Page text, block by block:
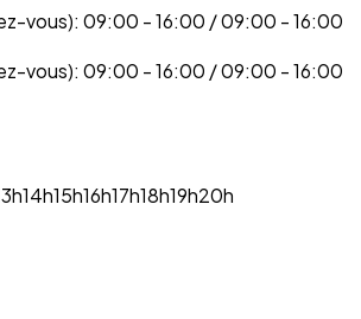
vous): 09:00 - 16:00 / 09:00 - 16:00
vous): 09:00 - 16:00 / 09:00 - 16:00
14h15h16h17h18h19h20h